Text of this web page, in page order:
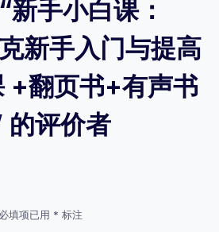
手小白课：
新手入门与提高
+翻页书+有声书
的评价者
必填项已用 * 标注